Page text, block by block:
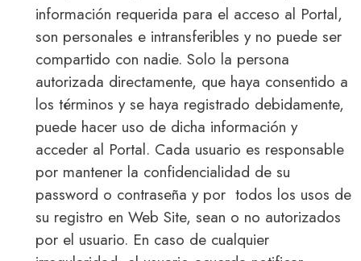
información requerida para el acceso al Portal,
son personales e intransferibles y no puede ser
compartido con nadie. Solo la persona
autorizada directamente, que haya consentido a
los términos y se haya registrado debidamente,
puede hacer uso de dicha información y
acceder al Portal. Cada usuario es responsable
por mantener la confidencialidad de su
password o contraseña y por todos los usos de
su registro en Web Site, sean o no autorizados
por el usuario. En caso de cualquier